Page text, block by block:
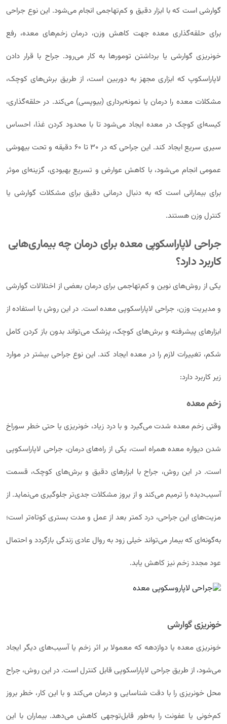
گوارشی است که با ابزار دقیق و کم‌تهاجمی انجام می‌شود. این نوع جراحی
برای حلقه‌گذاری معده جهت کاهش وزن، درمان زخم‌های معده، رفع
خونریزی گوارشی یا برداشتن تومورها به کار می‌رود. جراح با قرار دادن
لاپاراسکوپ که ابزاری مجهز به دوربین است، از طریق برش‌های کوچک،
مشکلات معده را درمان یا نمونه‌برداری (بیوپسی) می‌کند. در حلقه‌گذاری،
کیسه‌ای کوچک در معده ایجاد می‌شود تا با محدود کردن غذا، احساس
سیری سریع ایجاد کند. این جراحی که در 30 تا 60 دقیقه و تحت بیهوشی
عمومی انجام می‌شود، با کاهش عوارض و تسریع بهبودی، گزینه‌ای موثر
برای بیمارانی است که به دنبال درمانی دقیق برای مشکلات گوارشی یا
کنترل وزن هستند.
جراحی لاپاراسکوپی معده برای درمان چه بیماری‌هایی
کاربرد دارد؟
یکی از روش‌های نوین و کم‌تهاجمی برای درمان بعضی از اختلالات گوارشی
و مدیریت وزن، جراحی لاپاراسکوپی معده است. در این روش با استفاده از
ابزارهای پیشرفته و برش‌های کوچک، پزشک می‌تواند بدون باز کردن کامل
شکم، تغییرات لازم را در معده ایجاد کند. این نوع جراحی بیشتر در موارد
زیر کاربرد دارد:
زخم معده
وقتی زخم معده شدت می‌گیرد و با درد زیاد، خونریزی یا حتی خطر سوراخ
شدن دیواره معده همراه است، یکی از راه‌های درمان، جراحی لاپاراسکوپی
است. در این روش، جراح با ابزارهای دقیق و برش‌های کوچک، قسمت
آسیب‌دیده را ترمیم می‌کند و از بروز مشکلات جدی‌تر جلوگیری می‌نماید. از
مزیت‌های این جراحی، درد کمتر بعد از عمل و مدت بستری کوتاه‌تر است؛
به‌گونه‌ای که بیمار می‌تواند خیلی زود به روال عادی زندگی بازگردد و احتمال
عود مجدد زخم نیز کاهش یابد.
خونریزی گوارشی
خونریزی معده یا دوازدهه که معمولا بر اثر زخم یا آسیب‌های دیگر ایجاد
می‌شود، از طریق جراحی لاپاراسکوپی قابل کنترل است. در این روش، جراح
محل خونریزی را با دقت شناسایی و درمان می‌کند و با این کار، خطر بروز
کم‌خونی یا عفونت را به‌طور قابل‌توجهی کاهش می‌دهد. بیماران با این